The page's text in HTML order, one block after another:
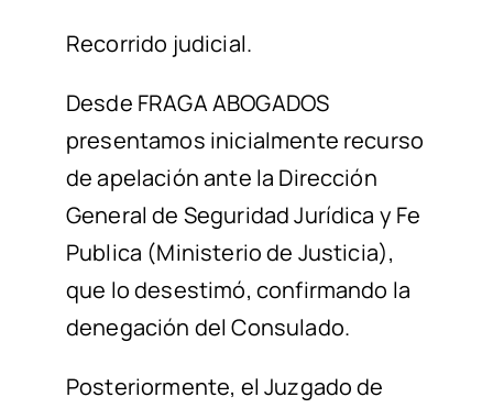
Recorrido judicial.
Desde FRAGA ABOGADOS
presentamos inicialmente recurso
de apelación ante la Dirección
General de Seguridad Jurídica y Fe
Publica (Ministerio de Justicia),
que lodesestimó, confirmando la
denegación del Consulado.
Posteriormente, el Juzgado de